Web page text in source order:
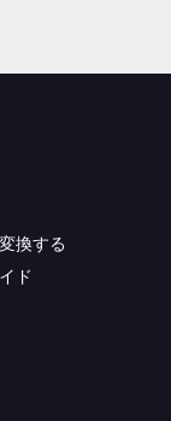
換する
ド